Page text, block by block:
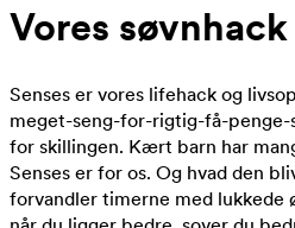
Vores søvnhack
Senses er vores lifehack og
meget-seng-for-rigtig-få-penge-
for skillingen. Kært barn har
Senses er for os. Og hvad den
forvandler timerne med lukkede